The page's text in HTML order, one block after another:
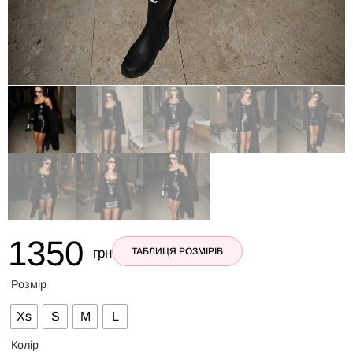
1350 грн ТАБЛИЦЯ РОЗМІРІВ
Розмір
Xs S M L
Колір